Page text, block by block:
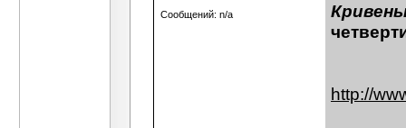
Сообщений: n/a
http://